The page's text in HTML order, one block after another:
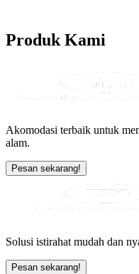
ProdukKami
Akomodasi terbaik untuk
alam.
Pesan sekarang!
Solusi istirahat mudah dan
Pesan sekarang!